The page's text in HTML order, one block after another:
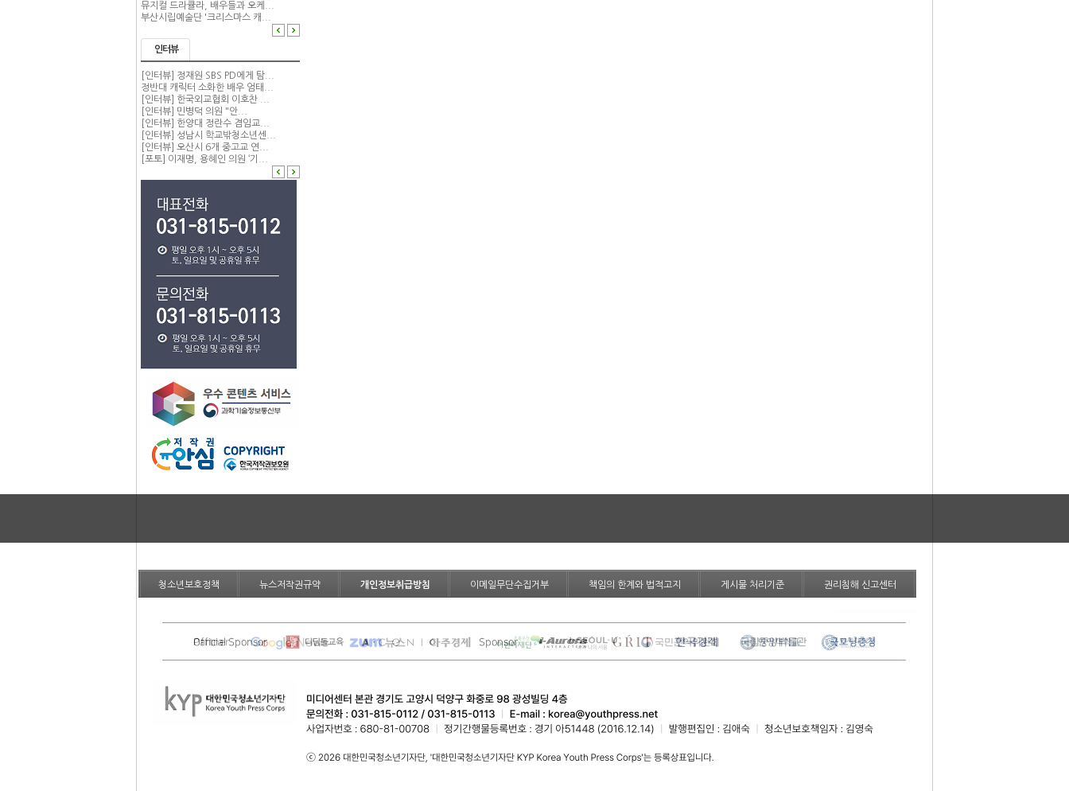
뮤지컬 드라큘라, 배우들과 오케...
부산시립예술단 '크리스마스 캐...
인터뷰
[인터뷰] 정재원 SBS PD에게 탐...
정반대 캐릭터 소화한 배우 엄태...
[인터뷰] 한국외교협회 이호찬 ...
[인터뷰] 민병덕 의원 "안...
[인터뷰] 한양대 정란수 겸임교...
[인터뷰] 성남시 학교밖청소년센...
[인터뷰] 오산시 6개 중고교 연...
[포토] 이재명, 용혜인 의원 ‘기...
청소년보호정책 뉴스저작권규약 개인정보취급방침 이메일무단수집거부 책임의 한계와 법적고지 게시물 처리기준 권리침해 신고센터